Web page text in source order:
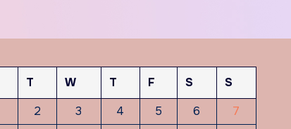
T W T F S
S
2 3 4 5 6
7